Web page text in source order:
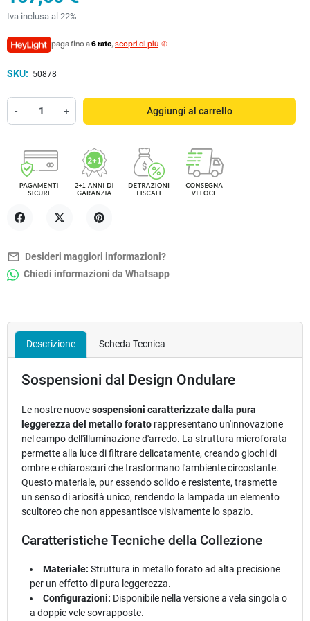
Iva inclusa al 22%
paga fino a6 rate, scopri di più
SKU: 50878
- + Aggiungi al carrello
mail_outline Desideri maggiori informazioni?
Chiedi informazioni da Whatsapp
Descrizione Scheda Tecnica
Sospensioni dal Design Ondulare
Le nostre nuovesospensioni caratterizzate dalla pura
leggerezza del metallo forato rappresentano un'innovazione
nel campo dell'illuminazione d'arredo. La struttura microforata
permette alla luce di filtrare delicatamente, creando giochi di
ombre e chiaroscuri che trasformano l'ambiente circostante.
Questo materiale, pur essendo solido e resistente, trasmette
un senso di ariosità unico, rendendo la lampada un elemento
scultoreo che non appesantisce visivamente lo spazio.
Caratteristiche Tecniche della Collezione
Materiale: Struttura in metallo forato ad alta precisione
per un effetto di pura leggerezza.
Configurazioni: Disponibile nella versione a vela singola o
a doppie vele sovrapposte.